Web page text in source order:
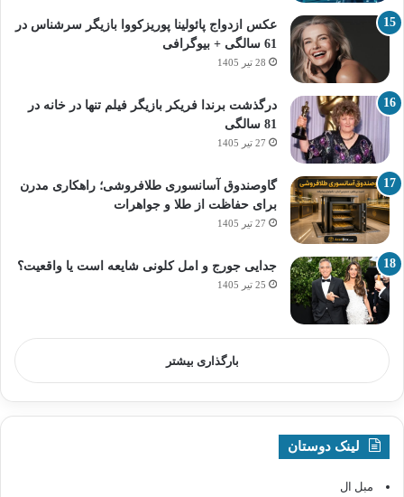
عکس ازدواج پائولینا پوریزکووا بازیگر سرشناس در
61 سالگی + بیوگرافی
28 تیر 1405
درگذشت برندا فریکر بازیگر فیلم تنها در خانه در
81 سالگی
27 تیر 1405
گاوصندوق آسانسوری طلافروشی؛ راهکاری مدرن
برای حفاظت از طلا و جواهرات
27 تیر 1405
جدایی جورج و امل کلونی شایعه است یا واقعیت؟
25 تیر 1405
بارگذاری بیشتر
لینک دوستان
مبل ال